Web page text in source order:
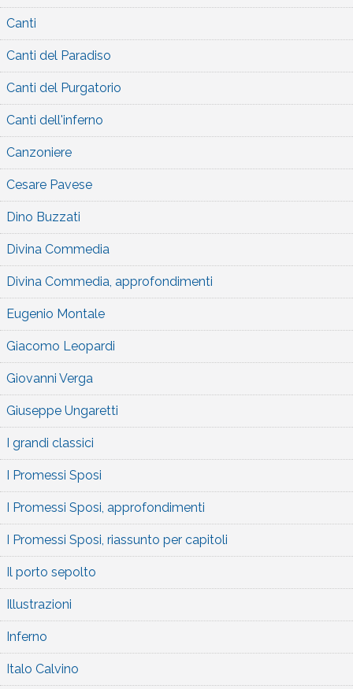
Canti
Canti del Paradiso
Canti del Purgatorio
Canti dell'inferno
Canzoniere
Cesare Pavese
Dino Buzzati
Divina Commedia
Divina Commedia, approfondimenti
Eugenio Montale
Giacomo Leopardi
Giovanni Verga
Giuseppe Ungaretti
I grandi classici
I Promessi Sposi
I Promessi Sposi, approfondimenti
I Promessi Sposi, riassunto per capitoli
Il porto sepolto
Illustrazioni
Inferno
Italo Calvino